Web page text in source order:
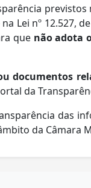
Lei nº 12.527,
que não adota
documentos
da
das
da Câmara